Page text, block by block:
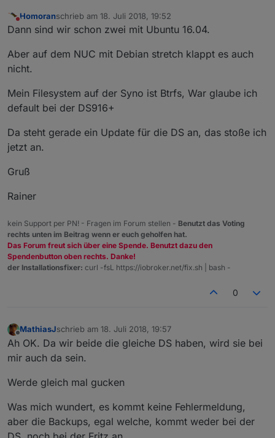
Nicht stören
Homoranschrieb am 18. Juli 2018, 19:52
zuletzt editiert von
Dann sind wir schon zwei mit Ubuntu 16.04.
Aber auf dem NUC mit Debian stretch klappt es auch
nicht.
Mein Filesystem auf der Syno ist Btrfs, War glaube ich
default bei der DS916+
Da steht gerade ein Update für die DS an, das stoße ich
jetzt an.
Gruß
Rainer
kein Support per PN! - Fragen im Forum stellen - Benutzt das Voting
rechts unten im Beitrag wenn er euch geholfen hat.
Das Forum freut sich über eine Spende. Benutzt dazu den
Spendenbutton oben rechts. Danke!
der Installationsfixer: curl -fsL https://iobroker.net/fix.sh | bash -
0
Offline
MathiasJschrieb am 18. Juli 2018, 19:57
zuletzt editiert von
Ah OK. Da wir beide die gleiche DS haben, wird sie bei
mir auch da sein.
Werde gleich mal gucken
Was mich wundert, es kommt keine Fehlermeldung,
aber die Backups, egal welche, kommt weder bei der